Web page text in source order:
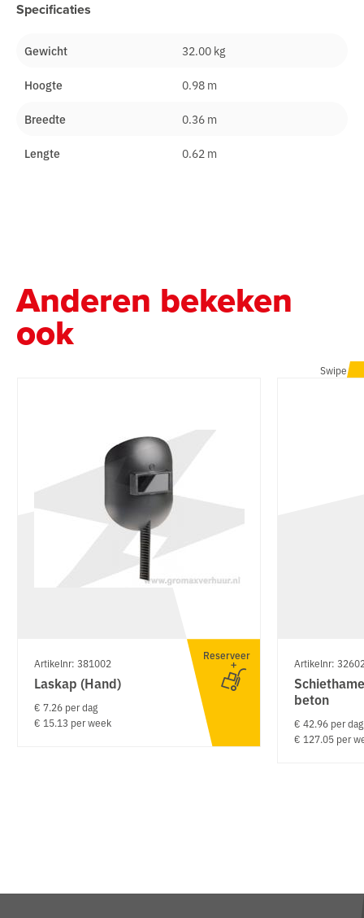
Specificaties
Gewicht 32.00 kg
Hoogte 0.98 m
Breedte 0.36 m
Lengte 0.62 m
Anderen bekeken
ook
Swipe
Artikelnr: 381002
Laskap (Hand)
€ 7.26 per dag
€ 15.13 per week
Reserveer
Artikelnr:
beton
€ 42.96 per dag
€ 127.05 per